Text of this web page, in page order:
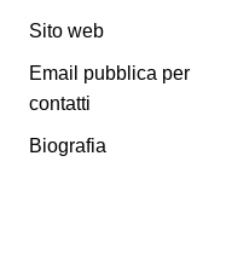
Sito web
Email pubblica per
contatti
Biografia